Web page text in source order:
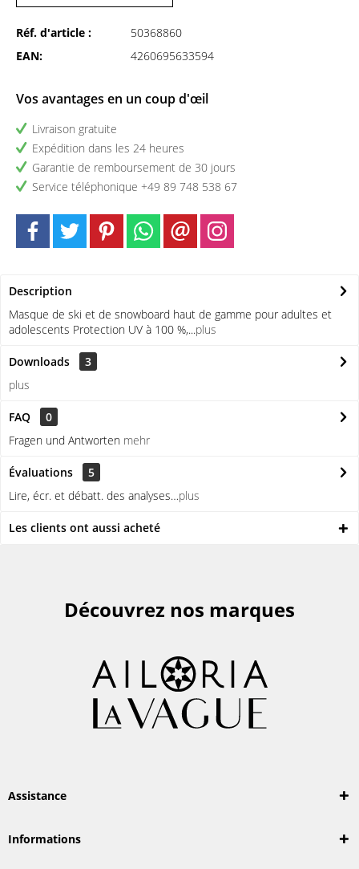
Réf. d'article :
50368860
EAN:
4260695633594
Vos avantages en un coup d'œil
Livraison gratuite
Expédition dans les 24 heures
Garantie de remboursement de 30 jours
Service téléphonique +49 89 748 538 67
Description
Masque de ski et de snowboard haut de gamme pour adultes et
adolescents Protection UV à 100 %,...plus
Downloads
3
plus
FAQ
0
Fragen und Antworten mehr
Évaluations
5
Lire, écr. et débatt. des analyses…plus
Les clients ont aussi acheté
Découvrez nos marques
Assistance
Informations